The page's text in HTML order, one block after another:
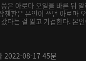
은 아로마 오일을 바른 뒤
첸판은 본인이 쓰던 아로마
다는 걸 알고 기겁한다. 본
2022-08-17 45분